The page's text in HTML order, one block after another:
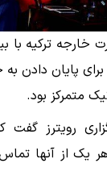
خارجه ترکیه با
برای پایان
متمرکز بود.
رویترز گفت
یک از آنها